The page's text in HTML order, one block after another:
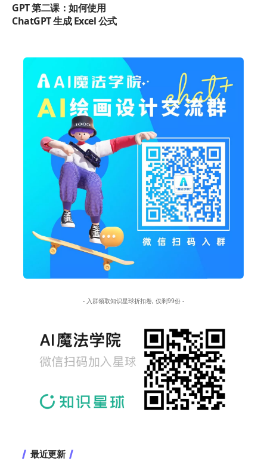
GPT 第二课：如何使用
ChatGPT 生成 Excel 公式
- 入群领取知识星球折扣卷, 仅剩99份 -
最近更新